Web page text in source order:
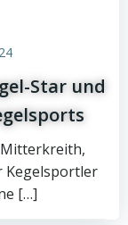
Star und
Kegelsportler
[…]